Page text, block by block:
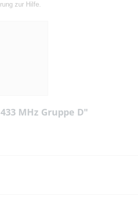
zur Hilfe.
MHz Gruppe D"